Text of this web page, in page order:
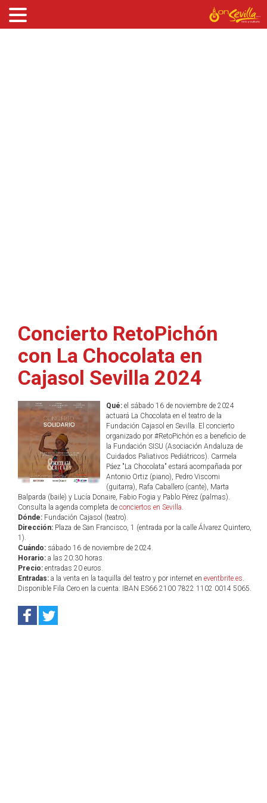
Concierto RetoPichón
con La Chocolata en
Cajasol Sevilla 2024
Qué:el sábado 16 de noviembre de 2024
actuará La Chocolata en el teatro de la
Fundación Cajasol en Sevilla. El concierto
organizado por #RetoPichón es a beneficio de
la Fundación SISU (Asociación Andaluza de
Cuidados Paliativos Pediátricos). Carmela
Páez "La Chocolata" estará acompañada por
Antonio Ortiz (piano), Pedro Viscomi
(guitarra), Rafa Caballero (cante), Marta
Balparda (baile) y Lucía Donaire, Fabio Fogia y Pablo Pérez (palmas).
Consulta la agenda completa de conciertos en Sevilla.
Dónde: Fundación Cajasol (teatro).
Dirección: Plaza de San Francisco, 1 (entrada por la calle Álvarez Quintero,
1).
Cuándo: sábado 16 de noviembre de 2024.
Horario: a las 20:30 horas.
Precio: entradas 20 euros.
Entradas: a la venta en la taquilla del teatro y por internet en eventbrite.es.
Disponible Fila Cero en la cuenta: IBAN ES66 2100 7822 1102 0014 5065.